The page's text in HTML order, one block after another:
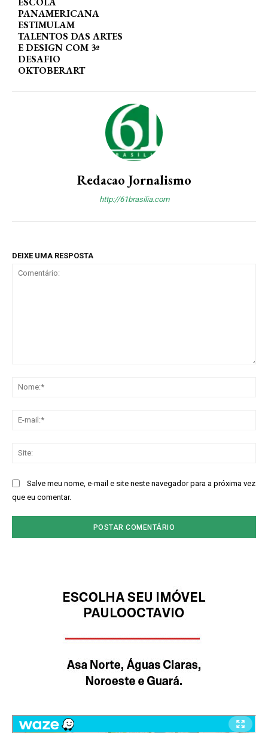
PANAMERICANA
ESTIMULAM
TALENTOS DAS ARTES
E DESIGN COM 3º
DESAFIO
OKTOBERART
Redacao Jornalismo
http://61brasilia.com
DEIXE UMA RESPOSTA
Salve meu nome, e-mail e site neste navegador para a próxima vez
que eu comentar.